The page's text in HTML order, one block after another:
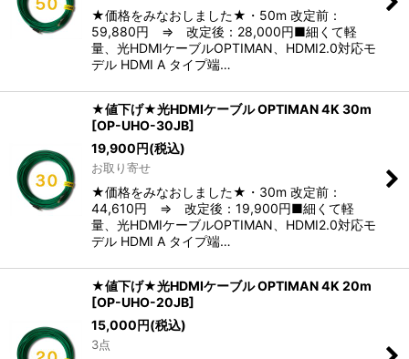
★価格をみなおしました★・50m 改定前：
59,880円 ⇒ 改定後：28,000円■細くて軽
量、光HDMIケーブルOPTIMAN、HDMI2.0対応モ
デル HDMI A タイプ端…
★値下げ★光HDMIケーブル OPTIMAN 4K 30m
[OP-UHO-30JB]
19,900円(税込)
お取り寄せ
★価格をみなおしました★・30m 改定前：
44,610円 ⇒ 改定後：19,900円■細くて軽
量、光HDMIケーブルOPTIMAN、HDMI2.0対応モ
デル HDMI A タイプ端…
★値下げ★光HDMIケーブル OPTIMAN 4K 20m
[OP-UHO-20JB]
15,000円(税込)
3点